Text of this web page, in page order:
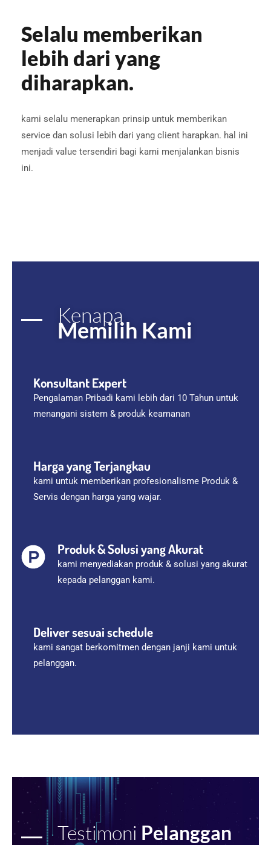
Selalu memberikan
lebih dari yang
diharapkan.
kami selalu menerapkan prinsip untuk memberikan
service dan solusi lebih dari yang client harapkan. hal ini
menjadi value tersendiri bagi kami menjalankan bisnis
ini.
Kenapa
Memilih Kami
Konsultant Expert
Pengalaman Pribadi kami lebih dari 10 Tahun untuk
menangani sistem & produk keamanan
Harga yang Terjangkau
kami untuk memberikan profesionalisme Produk &
Servis dengan harga yang wajar.
Produk & Solusi yang Akurat
kami menyediakan produk & solusi yang akurat
kepada pelanggan kami.
Deliver sesuai schedule
kami sangat berkomitmen dengan janji kami untuk
pelanggan.
TestimoniPelanggan